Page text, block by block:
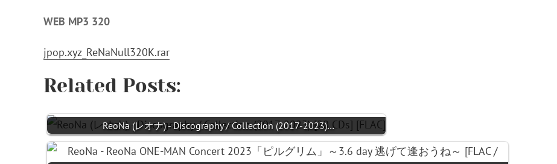
WEB MP3 320
jpop.xyz_ReNaNull320K.rar
Related Posts:
ReoNa (レオナ) - Discography / Collection (2017-2023)…